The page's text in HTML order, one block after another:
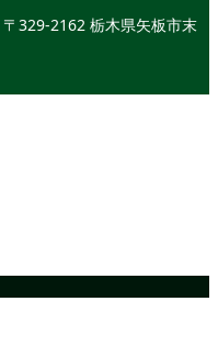
〒329-2162 栃木県矢板市末